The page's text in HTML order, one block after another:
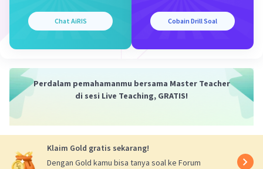
Iklan
Chat AiRIS Cobain Drill Soal
Perdalam pemahamanmu bersama Master Teacher
di sesi Live Teaching, GRATIS!
Klaim Gold gratis sekarang!
Dengan Gold kamu bisa tanya soal ke Forum